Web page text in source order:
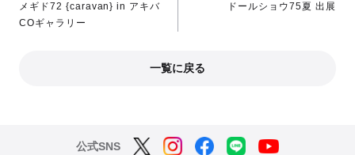
メギド72 {caravan} in アキバ
COギャラリー
ドールショウ75夏 出展
一覧に戻る
公式SNS